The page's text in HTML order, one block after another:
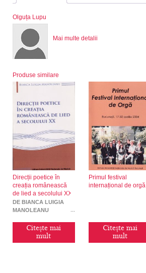
Olguța Lupu
Mai multe detalii
Produse similare
Direcții poetice în
creația românească
de lied a secolului XX
DE BIANCA LUIGIA
MANOLEANU
Citește mai
mult
Primul festival
internațional de orgă
Citește mai
mult